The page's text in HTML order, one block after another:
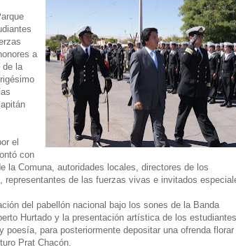
a
de la
el
con
la Comuna, autoridades locales, directores de los
representantes de las fuerzas vivas e invitados
del pabellón nacional bajo los sones de la Banda
Hurtado y la presentación artística de los
poesía, para posteriormente depositar una ofrenda florar
Prat Chacón.